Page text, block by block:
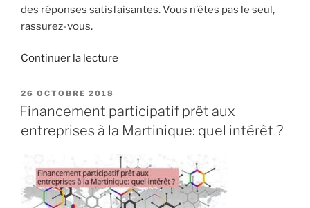
des réponses satisfaisantes. Vous n’êtes pas le seul,
rassurez-vous.
Continuer la lecture
la
location
durée
en
tant
PUBLIÉ
LE
26 OCTOBRE 2018
Financement participatif prêt aux
entreprises à la Martinique: quel intérêt ?